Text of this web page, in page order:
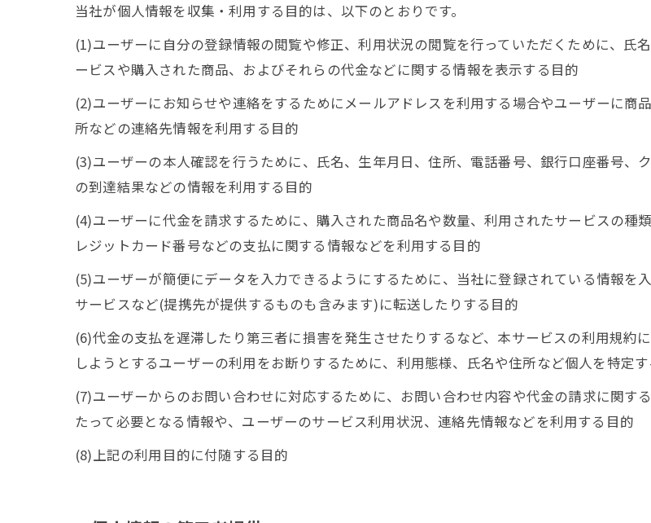
当社が個人情報を収集・利用する目的は、以下のとおりです。
(1)ユーザーに自分の登録情報の閲覧や修正、利用状況の閲覧を行っていただくために、氏
ービスや購入された商品、およびそれらの代金などに関する情報を表示する目的
(2)ユーザーにお知らせや連絡をするためにメールアドレスを利用する場合やユーザーに商
所などの連絡先情報を利用する目的
(3)ユーザーの本人確認を行うために、氏名、生年月日、住所、電話番号、銀行口座番号、
の到達結果などの情報を利用する目的
(4)ユーザーに代金を請求するために、購入された商品名や数量、利用されたサービスの種
レジットカード番号などの支払に関する情報などを利用する目的
(5)ユーザーが簡便にデータを入力できるようにするために、当社に登録されている情報を
サービスなど(提携先が提供するものも含みます)に転送したりする目的
(6)代金の支払を遅滞したり第三者に損害を発生させたりするなど、本サービスの利用規約
しようとするユーザーの利用をお断りするために、利用態様、氏名や住所など個人を特定
(7)ユーザーからのお問い合わせに対応するために、お問い合わせ内容や代金の請求に関す
たって必要となる情報や、ユーザーのサービス利用状況、連絡先情報などを利用する目的
(8)上記の利用目的に付随する目的